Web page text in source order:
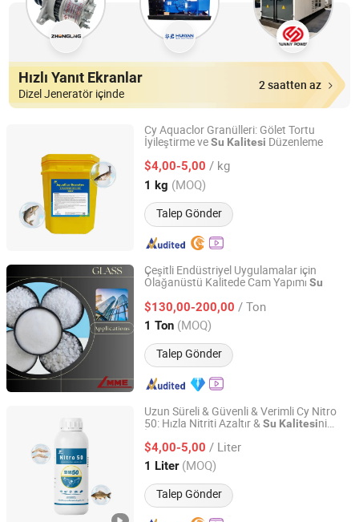
Hızlı Yanıt Ekranlar
Dizel Jeneratör içinde
2 saatten az
Cy Aquaclor Granülleri: Gölet Tortu
İyileştirme veSu Kalitesi Düzenleme
$4,00-5,00 / kg
1 kg (MOQ)
Talep Gönder
Henan Chenyuan Biotechnology Co., Ltd.
Henan, China Fiyat 2025
Çeşitli Endüstriyel Uygulamalar için
Olağanüstü Kalitede Cam Yapımı Su
$130,00-200,00 / Ton
1 Ton (MOQ)
Talep Gönder
Liaoning Metals and Minerals Enterprise Co., Ltd.
Liaoning, China Fiyat 2025
Uzun Süreli & Güvenli & Verimli Cy Nitro
50: Hızla Nitriti Azaltır & Su Kalitesini
$4,00-5,00 / Liter
1 Liter (MOQ)
Talep Gönder
Henan Chenyuan Biotechnology Co., Ltd.
Henan, China Fiyat 2025